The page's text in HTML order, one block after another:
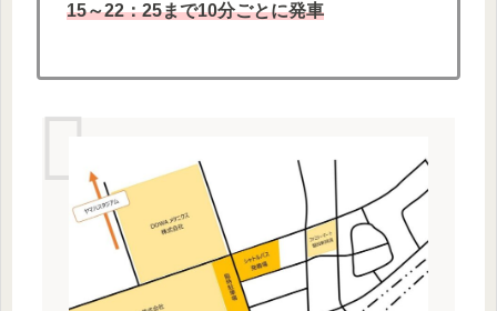
15～22：25まで10分ごとに発車